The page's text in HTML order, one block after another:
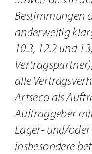
Bestimmungen
anderweitig
10.3, 12.2 und
alle
Artseco als
Auftraggeber
Lager- und/
insbesondere